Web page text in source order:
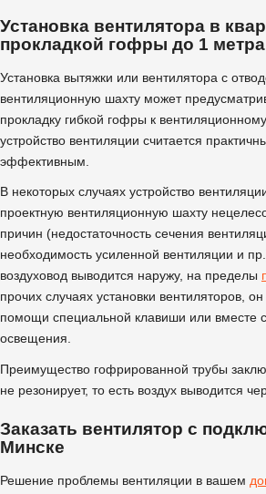
Установка вентилятора в
прокладкой гофры до 1
Установка вытяжки или вентилятора с
вентиляционную шахту может
прокладку гибкой гофры к
устройство вентиляции считается
эффективным.
В некоторых случаях устройство
проектную вентиляционную шахту
причин (недостаточность сечения
необходимость усиленной вентиляции и
воздуховод выводится наружу, на пределы
прочих случаях установки вентиляторов,
помощи специальной клавиши или вместе
освещения.
Преимущество гофрированной трубы
не резонирует, то есть воздух выводится
Заказать вентилятор с
Минске
Решение проблемы вентиляции в вашем